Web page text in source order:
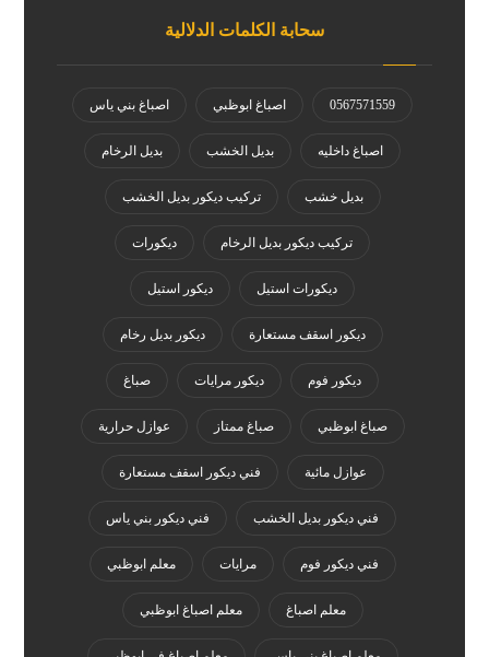
سحابة الكلمات الدلالية
0567571559 اصباغ ابوظبي اصباغ بني ياس
اصباغ داخليه بديل الخشب بديل الرخام
بديل خشب تركيب ديكور بديل الخشب
تركيب ديكور بديل الرخام ديكورات
ديكورات استيل ديكور استيل
ديكور اسقف مستعارة ديكور بديل رخام
ديكور فوم ديكور مرايات صباغ
صباغ ابوظبي صباغ ممتاز عوازل حرارية
عوازل مائية فني ديكور اسقف مستعارة
فني ديكور بديل الخشب فني ديكور بني ياس
فني ديكور فوم مرايات معلم ابوظبي
معلم اصباغ معلم اصباغ ابوظبي